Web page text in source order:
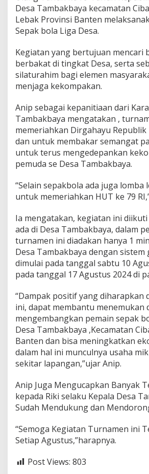
b
a
k
b
y
a
G
e
r
T
u
r
n
a
m
n
S
e
a
k
B
o
l
a
Desa Tambakbaya kecamatan
Lebak Provinsi Banten
Sepak bola Liga Desa.
Kegiatan yang bertujuan mencari
berbakat di tingkat Desa, serta
silaturahim bagi elemen
menjaga kekompakan.
Anip sebagai kepanitiaan dari
Tambakbaya mengatakan ,
memeriahkan Dirgahayu Republik
dan untuk membakar semangat
untuk terus mengedepankan
pemuda se Desa Tambakbaya.
“Selain sepakbola ada juga lomba
untuk memeriahkan HUT ke 79
Ia mengatakan, kegiatan ini diikuti
ada di Desa Tambakbaya, dalam
turnamen ini diadakan hanya 1
Desa Tambakbaya dengan sistem
dimulai pada tanggal sabtu 10
pada tanggal 17 Agustus 2024 di
“Dampak positif yang diharapkan
ini, dapat membantu menemukan
mengembangkan pemain sepak
Desa Tambakbaya ,Kecamatan
Banten dan bisa meningkatkan
dalam hal ini munculnya usaha
sekitar lapangan,”ujar Anip.
Anip Juga Mengucapkan Banyak
kepada Riki selaku Kepala Desa
Sudah Mendukung dan
“Semoga Kegiatan Turnamen ini
Setiap Agustus,”harapnya.
Post Views: 803